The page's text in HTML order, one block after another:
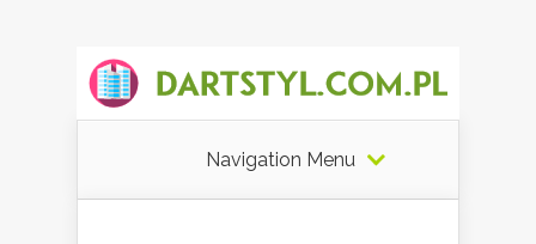
Navigation Menu